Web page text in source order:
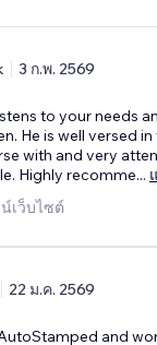
3 ก.พ. 2569
to your needs
He is well versed in
with and very
Highly recomme...
เว็บไซต์
22 ม.ค. 2569
and